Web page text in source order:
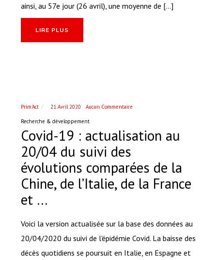
ainsi, au 57e jour (26 avril), une moyenne de [...]
LIRE PLUS
Prim'Act 21 Avril 2020 Aucun Commentaire
Recherche & développement
Covid-19 : actualisation au
20/04 du suivi des
évolutions comparées de la
Chine, de l’Italie, de la France
et …
Voici la version actualisée sur la base des données au
20/04/2020 du suivi de l'épidémie Covid. La baisse des
décès quotidiens se poursuit en Italie, en Espagne et